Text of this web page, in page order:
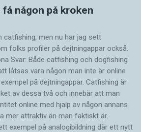
någon på kroken
catfishing, men nu har jag sett
folks profiler på dejtningappar också.
Svar: Både catfishing och dogfishing
låtsas vara någon man inte är online
på dejtningappar. Catfishing är
av dessa två och innebär att man
online med hjälp av någon annans
mer attraktiv än man faktiskt är.
exempel på analogibildning där ett nytt